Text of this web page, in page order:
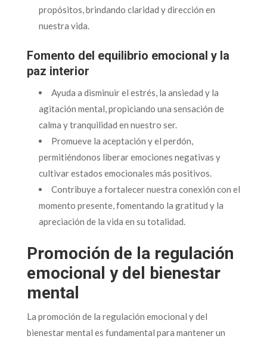
propósitos, brindando claridad y dirección en
nuestra vida.
Fomento del equilibrio emocional y la
paz interior
Ayuda a disminuir el estrés, la ansiedad y la
agitación mental, propiciando una sensación de
calma y tranquilidad en nuestro ser.
Promueve la aceptación y el perdón,
permitiéndonos liberar emociones negativas y
cultivar estados emocionales más positivos.
Contribuye a fortalecer nuestra conexión con el
momento presente, fomentando la gratitud y la
apreciación de la vida en su totalidad.
Promoción de la regulación
emocional y del bienestar
mental
La promoción de la regulación emocional y del
bienestar mental es fundamental para mantener un